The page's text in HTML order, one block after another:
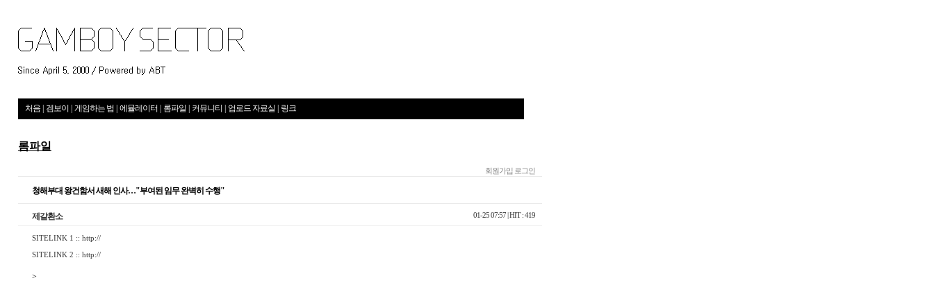
처음 겜보이 게임하는 법 에뮬레이터 롬파일 커뮤니티 업로드 자료실 링크
롬파일
회원가입 로그인
청해부대 왕건함서 새해 인사…"부여된 임무 완벽히 수행"
제갈환소 01-25 07:57| HIT : 419
SITELINK 1 :: http://
SITELINK 2 :: http://
>